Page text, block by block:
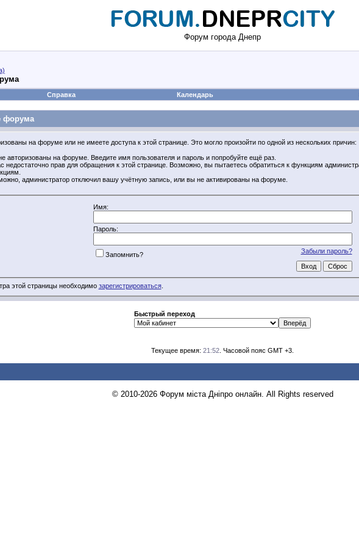
Форум города Днепр
Справка Календарь
форума
на форуме или не имеете доступа к этой странице. Это могло произойти по одной из нескольких причин:
авторизованы на форуме. Введите имя пользователя и пароль и попробуйте ещё раз.
недостаточно прав для обращения к этой странице. Возможно, вы пытаетесь обратиться к функциям
администратор отключил вашу учётную запись, или вы не активированы на форуме.
Имя:
Пароль:
Забыли пароль?
Запомнить?
этой страницы необходимо зарегистрироваться.
Быстрый переход
Текущее время: 21:52 . Часовой пояс GMT +3.
© 2010-2026 Форум міста Дніпро онлайн. All Rights reserved